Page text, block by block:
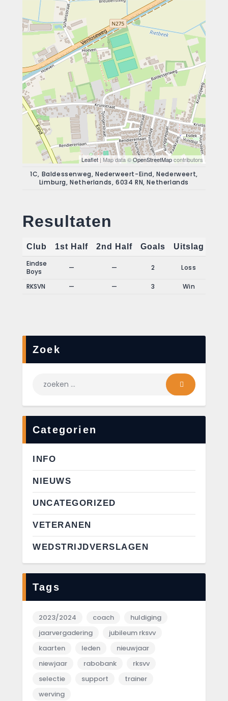
Leaflet| Map data ©OpenStreetMapcontributors
1C, Baldessenweg, Nederweert-Eind, Nederweert,
Limburg, Netherlands, 6034 RN, Netherlands
Resultaten
Club 1st Half 2nd Half Goals
Uitslag
Eindse
Boys
— — 2 Loss
RKSVN — — 3 Win
Zoek
Categorien
INFO
NIEUWS
UNCATEGORIZED
VETERANEN
WEDSTRIJDVERSLAGEN
Tags
2023/2024 coach
huldiging
jaarvergadering
jubileum rksvv
kaarten
leden
nieuwjaar
niewjaar
rabobank
rksvv
selectie
support
trainer
werving